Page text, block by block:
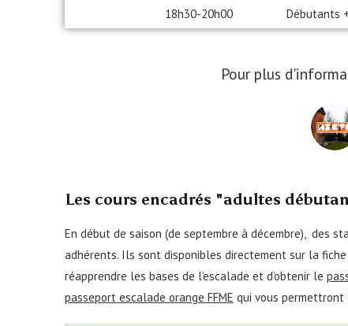
18h30-20h00
Débutants
Pour plus
Les cours encadrés "adultes
En début de saison (de septembre à décembre), des
adhérents. Ils sont disponibles directement sur la fiche
réapprendre les bases de l’escalade et d’obtenir le
passeport escalade orange FFME qui vous permettront